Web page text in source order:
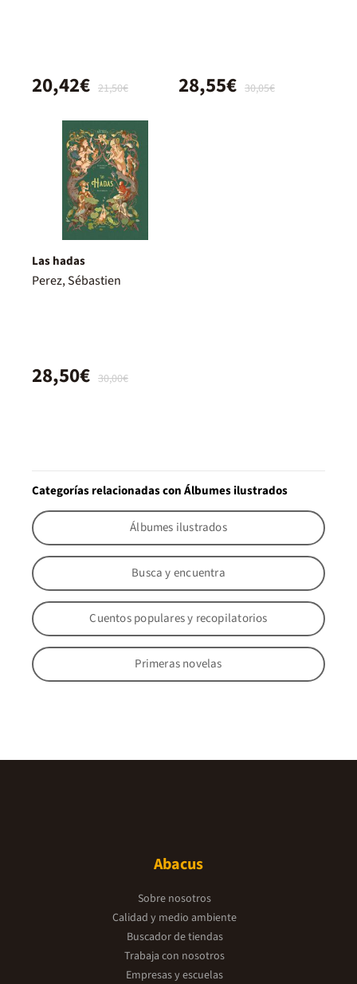
21,50€
20,42€ 30,05€
28,55€
Las hadas
Perez, Sébastien
30,00€
28,50€
Categorías relacionadas con Álbumes ilustrados
Álbumes ilustrados
Busca y encuentra
Cuentos populares y recopilatorios
Primeras novelas
Abacus
Sobre nosotros
Calidad y medio ambiente
Buscador de tiendas
Trabaja con nosotros
Empresas y escuelas